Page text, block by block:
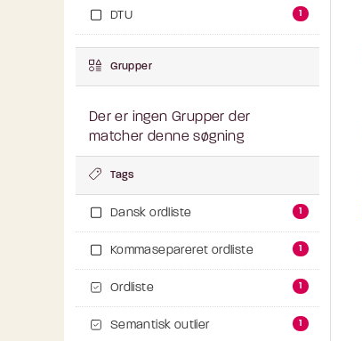
DTU 1
Grupper
Der er ingen Grupper der
matcher denne søgning
Tags
Dansk ordliste 1
Kommasepareret ordliste 1
Ordliste 1
Semantisk outlier 1